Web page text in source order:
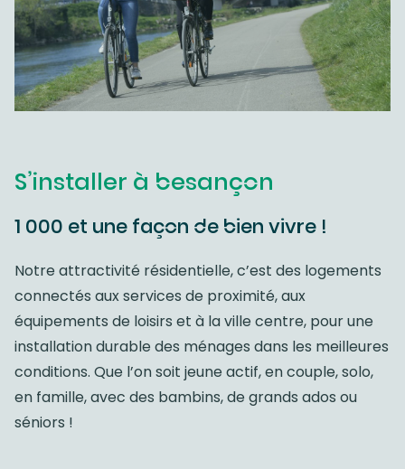
S’installer à besançon
1 000 et une façon de bien vivre !
Notre attractivité résidentielle, c’est des logements
connectés aux services de proximité, aux
équipements de loisirs et à la ville centre, pour une
installation durable des ménages dans les meilleures
conditions. Que l’on soit jeune actif, en couple, solo,
en famille, avec des bambins, de grands ados ou
séniors !